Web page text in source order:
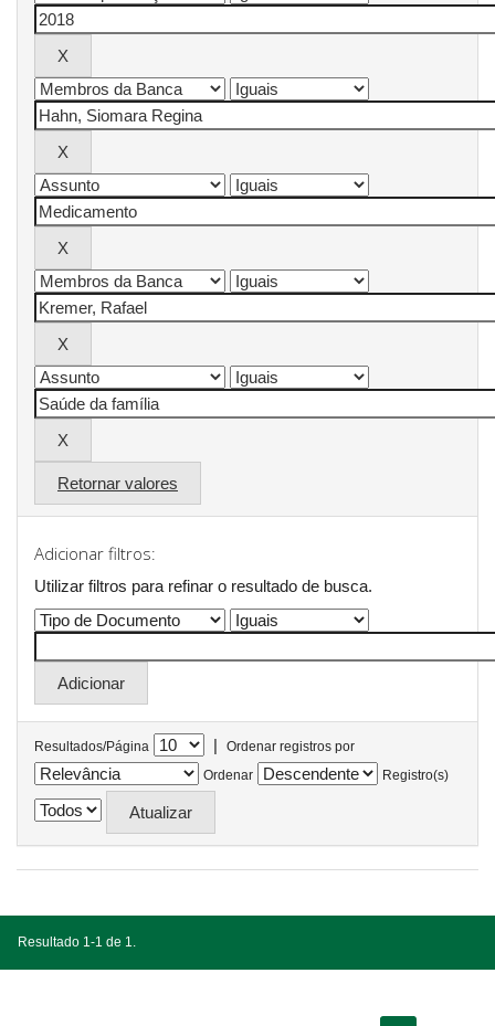
Retornar valores
Adicionar filtros:
Utilizar filtros para refinar o resultado de busca.
Resultados/Página |
Ordenar registros por
Ordenar
Registro(s)
Resultado 1-1 de 1.